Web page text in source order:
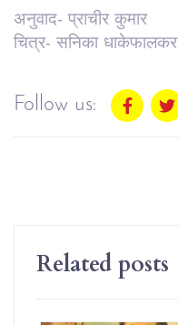
अनुवाद- प्राचीर कुमार
चित्र- सनिका धाकेफालकर
Follow us:
Related posts